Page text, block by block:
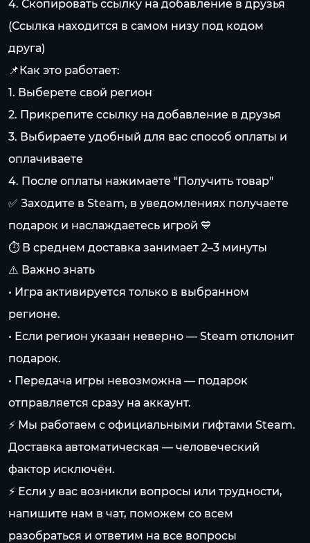
4. Скопировать ссылку на добавление в друзья
(Ссылка находится в самом низу под кодом
друга)
📌Как это работает:
1. Выберете свой регион
2. Прикрепите ссылку на добавление в друзья
3. Выбираете удобный для вас способ оплаты и
оплачиваете
4. После оплаты нажимаете "Получить товар"
✅ Заходите в Steam, в уведомлениях получаете
подарок и наслаждаетесь игрой 💙
⏱️ В среднем доставка занимает 2–3 минуты
⚠️ Важно знать
• Игра активируется только в выбранном
регионе.
• Если регион указан неверно — Steam отклонит
подарок.
• Передача игры невозможна — подарок
отправляется сразу на аккаунт.
⚡️ Мы работаем с официальными гифтами Steam.
Доставка автоматическая — человеческий
фактор исключён.
⚡️ Если у вас возникли вопросы или трудности,
напишите нам в чат, поможем со всем
разобраться и ответим на все вопросы